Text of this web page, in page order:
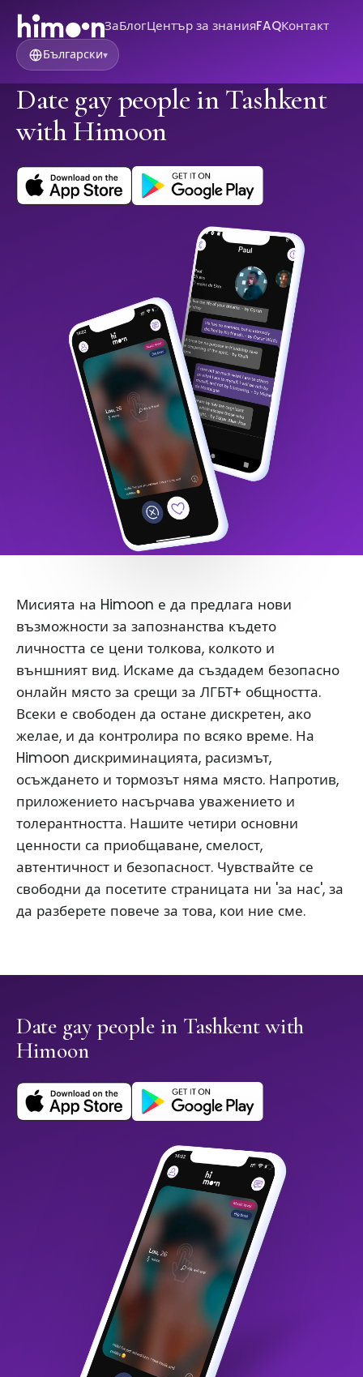
ЗаБлогЦентър за знанияFAQКонтакт
Български▾
Date gay people in Tashkent
with Himoon
Мисията на Himoon е да предлага нови
възможности за запознанства където
личността се цени толкова, колкото и
външният вид. Искаме да създадем безопасно
онлайн място за срещи за ЛГБТ+ общността.
Всеки е свободен да остане дискретен, ако
желае, и да контролира по всяко време. На
Himoon дискриминацията, расизмът,
осъждането и тормозът няма място. Напротив,
приложението насърчава уважението и
толерантността. Нашите четири основни
ценности са приобщаване, смелост,
автентичност и безопасност. Чувствайте се
свободни да посетите страницата ни 'за нас', за
да разберете повече за това, кои ние сме.
Date gay people in Tashkent with
Himoon